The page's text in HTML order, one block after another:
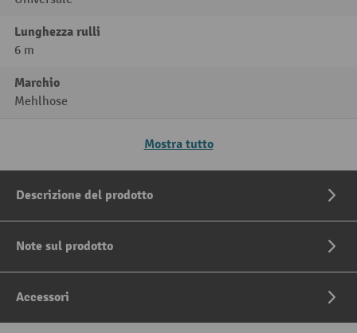
Lunghezza rulli
6 m
Marchio
Mehlhose
Mostra tutto
Descrizione del prodotto
Note sul prodotto
Accessori